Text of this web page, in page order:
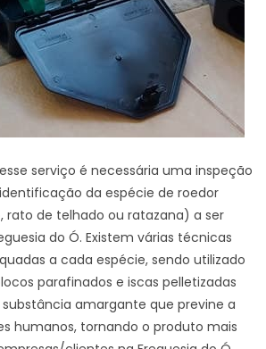
serviço é necessária uma inspeção
da espécie de roedor
rato de telhado ou ratazana) a ser
do Ó. Existem várias técnicas
a cada espécie, sendo utilizado
parafinados e iscas pelletizadas
amargante que previne a
humanos, tornando o produto mais